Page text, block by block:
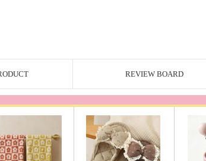
REVIEW BOARD